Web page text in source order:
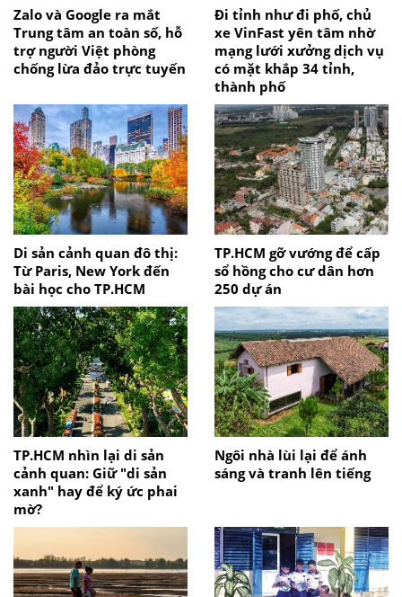
Zalo và Google ra mắt
Trung tâm an toàn số, hỗ
trợ người Việt phòng
chống lừa đảo trực tuyến
Đi tỉnh như đi phố, chủ
xe VinFast yên tâm nhờ
mạng lưới xưởng dịch vụ
có mặt khắp 34 tỉnh,
thành phố
Di sản cảnh quan đô thị:
Từ Paris, New York đến
bài học cho TP.HCM
TP.HCM gỡ vướng để cấp
sổ hồng cho cư dân hơn
250 dự án
TP.HCM nhìn lại di sản
cảnh quan: Giữ "di sản
xanh" hay để ký ức phai
mờ?
Ngôi nhà lùi lại để ánh
sáng và tranh lên tiếng